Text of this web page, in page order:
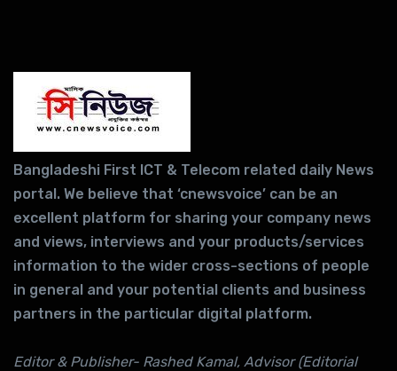
Bangladeshi First ICT & Telecom related daily News
portal. We believe that ‘cnewsvoice’ can be an
excellent platform for sharing your company news
and views, interviews and your products/services
information to the wider cross-sections of people
in general and your potential clients and business
partners in the particular digital platform.
Editor & Publisher- Rashed Kamal, Advisor (Editorial